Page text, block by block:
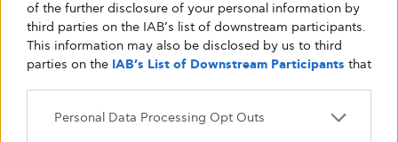
of the further disclosure of your personal information by
third parties on the IAB’s list of downstream participants.
This information may also be disclosed by us to third
parties on the IAB’s List of Downstream Participants that
Personal Data Processing Opt Outs
Κείμενο
Glykouli